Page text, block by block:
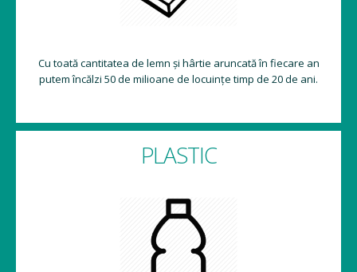
Cu toată cantitatea de lemn și hârtie aruncată în fiecare an
putem încălzi 50 de milioane de locuințe timp de 20 de ani.
PLASTIC